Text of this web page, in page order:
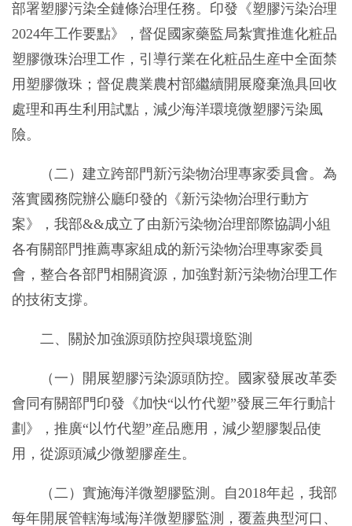
部署塑膠污染全鏈條治理任務。印發《塑膠污染治理
2024年工作要點》，督促國家藥監局紮實推進化粧品
塑膠微珠治理工作，引導行業在化粧品生産中全面禁
用塑膠微珠；督促農業農村部繼續開展廢棄漁具回收
處理和再生利用試點，減少海洋環境微塑膠污染風
險。
（二）建立跨部門新污染物治理專家委員會。為
落實國務院辦公廳印發的《新污染物治理行動方
案》，我部&&成立了由新污染物治理部際協調小組
各有關部門推薦專家組成的新污染物治理專家委員
會，整合各部門相關資源，加強對新污染物治理工作
的技術支撐。
二、關於加強源頭防控與環境監測
（一）開展塑膠污染源頭防控。國家發展改革委
會同有關部門印發《加快“以竹代塑”發展三年行動計
劃》，推廣“以竹代塑”産品應用，減少塑膠製品使
用，從源頭減少微塑膠産生。
（二）實施海洋微塑膠監測。自2018年起，我部
每年開展管轄海域海洋微塑膠監測，覆蓋典型河口、